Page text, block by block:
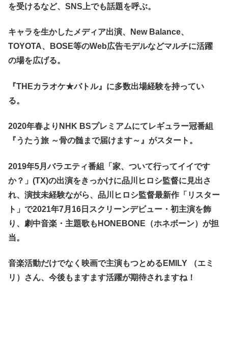
を受けるなど、SNS上でも話題を呼ぶ。
キャラを生かしたメディア出演、New Balance、
TOYOTA、BOSE等のWeb広告モデルなどマルチに活躍
の場を広げる。
『THEカラオケ★バトル』に多数出場経験を持ってい
る。
2020年春よりNHK BSプレミアムにてレギュラー冠番組
『うたう旅 ～骨の髄まで届けます～』がスタート。
2019年5月バラエティ番組「家、ついて行ってイイです
か？」(TX)の出演をきっかけに品川ヒロシ監督に見出さ
れ、演技未経験ながら、品川ヒロシ監督最新作「リスター
ト」で2021年7月16日スクリーンデビュー・初主演を飾
り、​劇中音楽・主題歌もHONEBONE（ホネボーン）が担
当。
音楽活動だけでなく映画で主演もつとめるEMILY （エミ
リ）さん、今後もますます活躍が期待されますね！